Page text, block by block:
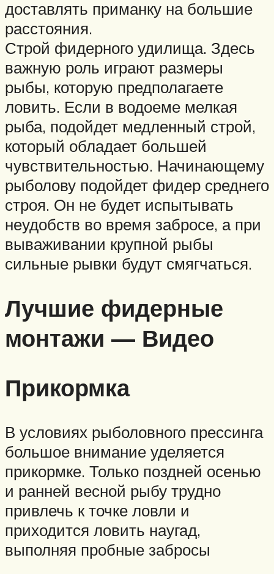
доставлять приманку на большие
расстояния.
Строй фидерного удилища. Здесь
важную роль играют размеры
рыбы, которую предполагаете
ловить. Если в водоеме мелкая
рыба, подойдет медленный строй,
который обладает большей
чувствительностью. Начинающему
рыболову подойдет фидер среднего
строя. Он не будет испытывать
неудобств во время забросе, а при
вываживании крупной рыбы
сильные рывки будут смягчаться.
Лучшие фидерные
монтажи — Видео
Прикормка
В условиях рыболовного прессинга
большое внимание уделяется
прикормке. Только поздней осенью
и ранней весной рыбу трудно
привлечь к точке ловли и
приходится ловить наугад,
выполняя пробные забросы